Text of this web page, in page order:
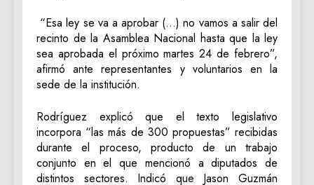
“Esa ley se va a aprobar (…) no vamos a salir del
recinto de la Asamblea Nacional hasta que la ley
sea aprobada el próximo martes 24 de febrero”,
afirmó ante representantes y voluntarios en la
sede de la institución.
Rodríguez explicó que el texto legislativo
incorpora “las más de 300 propuestas” recibidas
durante el proceso, producto de un trabajo
conjunto en el que mencionó a diputados de
distintos sectores. Indicó que Jason Guzmán